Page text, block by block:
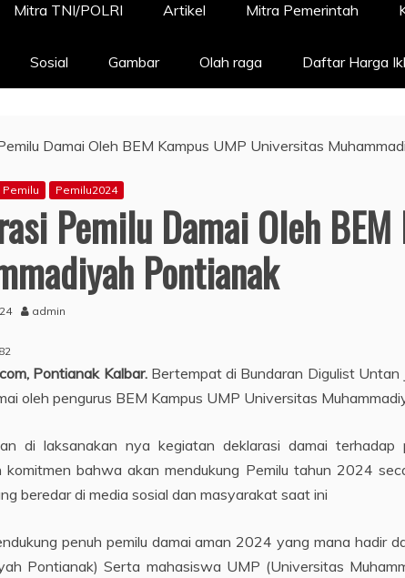
Mitra TNI/POLRI Artikel Mitra Pemerintah
Sosial Gambar Olah raga Daftar Harga
Pemilu Pemilu2024
Pemilu Damai Oleh
Pontianak
admin
Pontianak Kalbar. Bertempat di Bundaran Digulist Untan
oleh pengurus BEM Kampus UMP Universitas
di laksanakan nya kegiatan deklarasi damai
komitmen bahwa akan mendukung Pemilu tahun 2024
beredar di media sosial dan masyarakat saat ini
penuh pemilu damai aman 2024 yang mana hadir
Pontianak) Serta mahasiswa UMP (Universitas